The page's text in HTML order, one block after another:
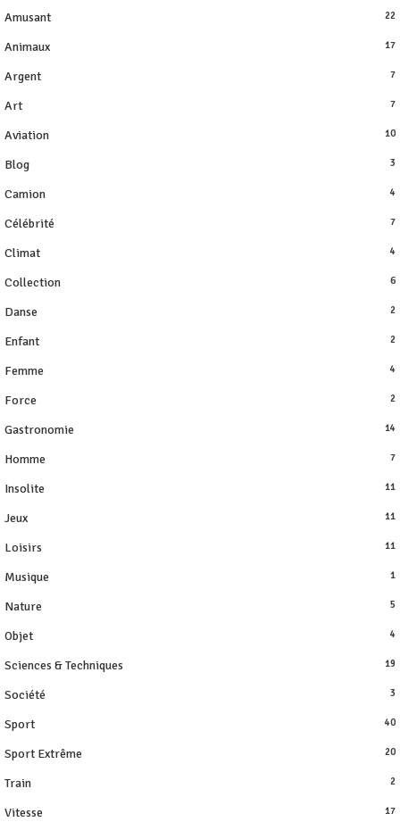
Amusant 22
Animaux 17
Argent 7
Art 7
Aviation 10
Blog 3
Camion 4
Célébrité 7
Climat 4
Collection 6
Danse 2
Enfant 2
Femme 4
Force 2
Gastronomie 14
Homme 7
Insolite 11
Jeux 11
Loisirs 11
Musique 1
Nature 5
Objet 4
Sciences & Techniques 19
Société 3
Sport 40
Sport Extrême 20
Train 2
Vitesse 17